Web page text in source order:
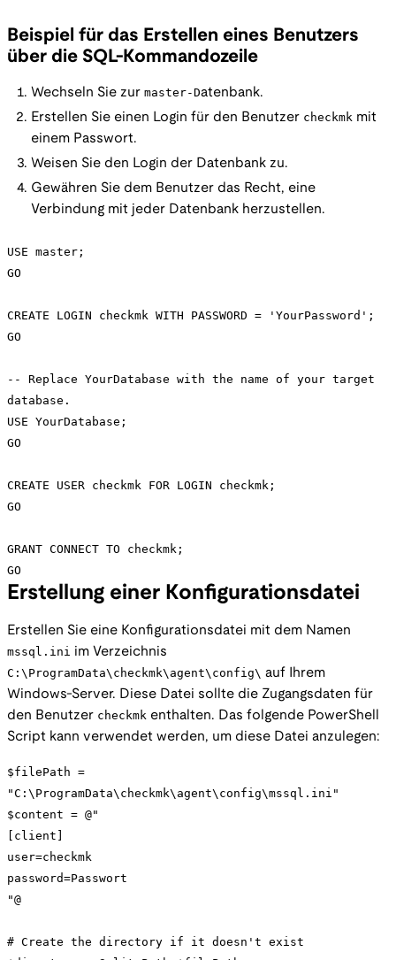
Beispiel für das Erstellen eines Benutzers
über die SQL-Kommandozeile
Wechseln Sie zurmaster-Datenbank.
Erstellen Sie einen Login für den Benutzer checkmk mit
einem Passwort.
Weisen Sie den Login der Datenbank zu.
Gewähren Sie dem Benutzer das Recht, eine
Verbindung mit jeder Datenbank herzustellen.
USE master;
GO
CREATE LOGIN checkmk WITH PASSWORD = 'YourPassword';
GO
-- Replace YourDatabase with the name of your target
database.
USE YourDatabase;
GO
CREATE USER checkmk FOR LOGIN checkmk;
GO
GRANT CONNECT TO checkmk;
GO
Erstellung einer Konfigurationsdatei
Erstellen Sie eine Konfigurationsdatei mit dem Namen
mssql.ini im Verzeichnis
C:\ProgramData\checkmk\agent\config\ auf Ihrem
Windows-Server. Diese Datei sollte die Zugangsdaten für
den Benutzer checkmk enthalten. Das folgende PowerShell
Script kann verwendet werden, um diese Datei anzulegen:
$filePath =
"C:\ProgramData\checkmk\agent\config\mssql.ini"
$content = @"
[client]
user=checkmk
password=Passwort
"@
# Create the directory if it doesn't exist